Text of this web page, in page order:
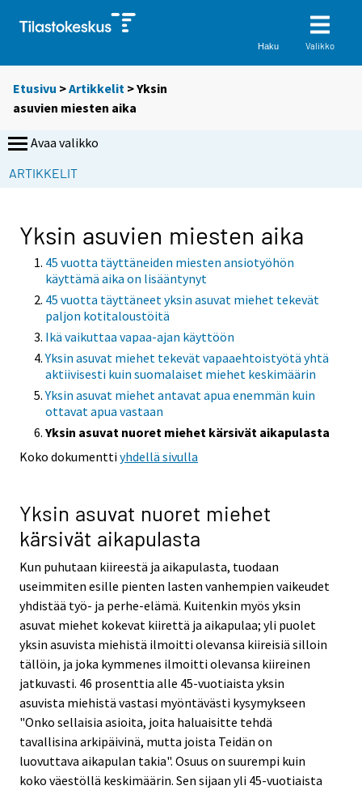
Haku Valikko
Etusivu >Artikkelit > Yksin
asuvien miesten aika
Avaa valikko
ARTIKKELIT
Yksin asuvien miesten aika
45 vuotta täyttäneiden miesten ansiotyöhön
käyttämä aika on lisääntynyt
45 vuotta täyttäneet yksin asuvat miehet tekevät
paljon kotitaloustöitä
Ikä vaikuttaa vapaa-ajan käyttöön
Yksin asuvat miehet tekevät vapaaehtoistyötä yhtä
aktiivisesti kuin suomalaiset miehet keskimäärin
Yksin asuvat miehet antavat apua enemmän kuin
ottavat apua vastaan
Yksin asuvat nuoret miehet kärsivät aikapulasta
Koko dokumenttiyhdellä sivulla
Yksin asuvat nuoret miehet
kärsivät aikapulasta
Kun puhutaan kiireestä ja aikapulasta, tuodaan
useimmiten esille pienten lasten vanhempien vaikeudet
yhdistää työ- ja perhe-elämä. Kuitenkin myös yksin
asuvat miehet kokevat kiirettä ja aikapulaa; yli puolet
yksin asuvista miehistä ilmoitti olevansa kiireisiä silloin
tällöin, ja joka kymmenes ilmoitti olevansa kiireinen
jatkuvasti. 46 prosenttia alle 45-vuotiaista yksin
asuvista miehistä vastasi myöntävästi kysymykseen
"Onko sellaisia asioita, joita haluaisitte tehdä
tavallisina arkipäivinä, mutta joista Teidän on
luovuttava aikapulan takia". Osuus on suurempi kuin
koko väestöllä keskimäärin. Sen sijaan yli 45-vuotiaista